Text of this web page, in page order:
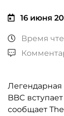
16 июня
Время
Легендарная
BBC
сообщает